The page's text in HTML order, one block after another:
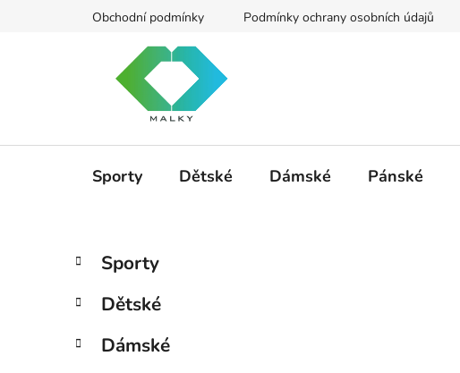
Obchodní podmínky Podmínky ochrany osobních údajů
Sporty Dětské Dámské Pánské
P
s
r
Přeskočit
kategorie
K
a
e
o
Sporty
Dětské
Dámské